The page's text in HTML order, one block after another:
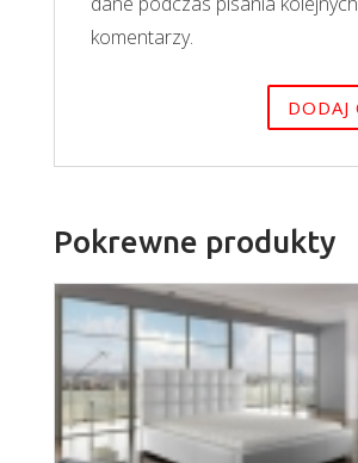
komentarzy.
Pokrewne produkty